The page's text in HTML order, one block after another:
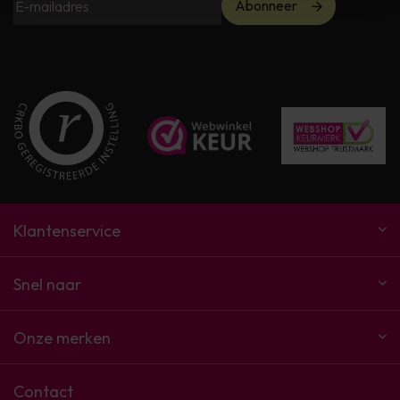
Abonneer
Klantenservice
Snel naar
Onze merken
Contact